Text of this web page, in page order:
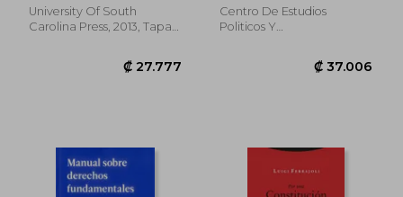
University Of South
Carolina Press, 2013, Tapa
Centro De Estudios
Politicos Y